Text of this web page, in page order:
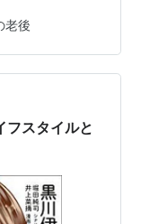
して 夫に連れ
得意じゃないの
も 運転中の方
も。。 今日、
１時間ほど 店…
老後
フスタイルと